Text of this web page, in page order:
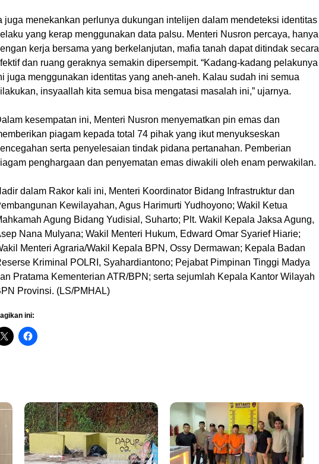
juga menekankan perlunya dukungan intelijen dalam mendeteksi identitas
yang kerap menggunakan data palsu. Menteri Nusron percaya, hanya
kerja bersama yang berkelanjutan, mafia tanah dapat ditindak secara
dan ruang geraknya semakin dipersempit. “Kadang-kadang pelakunya
juga menggunakan identitas yang aneh-aneh. Kalau sudah ini semua
insyaallah kita semua bisa mengatasi masalah ini,” ujarnya.
kesempatan ini, Menteri Nusron menyematkan pin emas dan
piagam kepada total 74 pihak yang ikut menyukseskan
serta penyelesaian tindak pidana pertanahan. Pemberian
penghargaan dan penyematan emas diwakili oleh enam perwakilan.
dalam Rakor kali ini, Menteri Koordinator Bidang Infrastruktur dan
Kewilayahan, Agus Harimurti Yudhoyono; Wakil Ketua
Agung Bidang Yudisial, Suharto; Plt. Wakil Kepala Jaksa Agung,
Nana Mulyana; Wakil Menteri Hukum, Edward Omar Syarief Hiarie;
Menteri Agraria/Wakil Kepala BPN, Ossy Dermawan; Kepala Badan
Kriminal POLRI, Syahardiantono; Pejabat Pimpinan Tinggi Madya
Pratama Kementerian ATR/BPN; serta sejumlah Kepala Kantor Wilayah
Provinsi. (LS/PMHAL)
ini: